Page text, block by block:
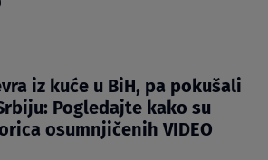
iz kuće u BiH, pa pokušali
Pogledajte kako su
osumnjičenih VIDEO